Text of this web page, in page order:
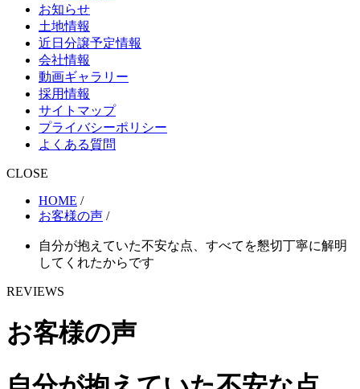
お知らせ
土地情報
近日分譲予定情報
会社情報
動画ギャラリー
採用情報
サイトマップ
プライバシーポリシー
よくある質問
CLOSE
HOME /
お客様の声 /
自分が抱えていた不安な点、すべてを懇切丁寧に解明
してくれたからです
REVIEWS
お客様の声